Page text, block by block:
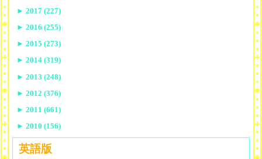
► 2017 (227)
► 2016 (255)
► 2015 (273)
► 2014 (319)
► 2013 (248)
► 2012 (376)
► 2011 (661)
► 2010 (156)
英語版